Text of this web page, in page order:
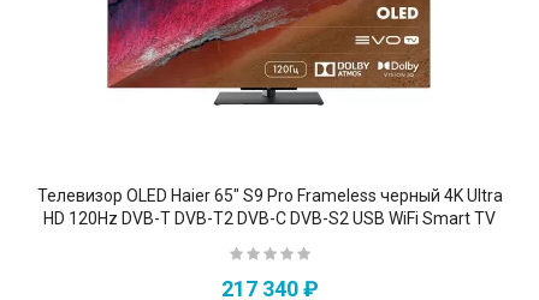
Телевизор OLED Haier 65" S9 Pro Frameless черный 4K Ultra
HD 120Hz DVB-T DVB-T2 DVB-C DVB-S2 USB WiFi Smart TV
217 340 ₽